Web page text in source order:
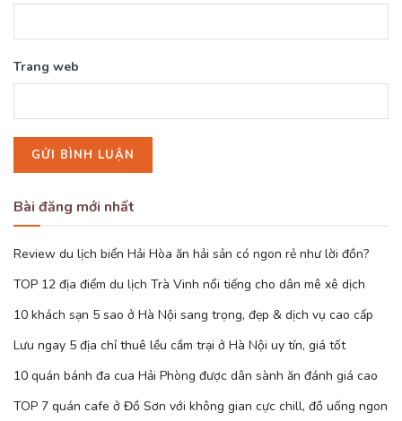
Trang web
Bài đăng mới nhất
Review du lịch biển Hải Hòa ăn hải sản có ngon rẻ như lời đồn?
TOP 12 địa điểm du lịch Trà Vinh nổi tiếng cho dân mê xê dịch
10 khách sạn 5 sao ở Hà Nội sang trọng, đẹp & dịch vụ cao cấp
Lưu ngay 5 địa chỉ thuê lều cắm trại ở Hà Nội uy tín, giá tốt
10 quán bánh đa cua Hải Phòng được dân sành ăn đánh giá cao
TOP 7 quán cafe ở Đồ Sơn với không gian cực chill, đồ uống ngon